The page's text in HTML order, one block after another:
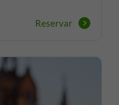
Reservar